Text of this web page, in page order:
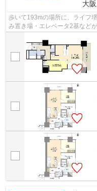
大
歩いて193mの場所に、ライフ
み置き場・エレベータ2基など